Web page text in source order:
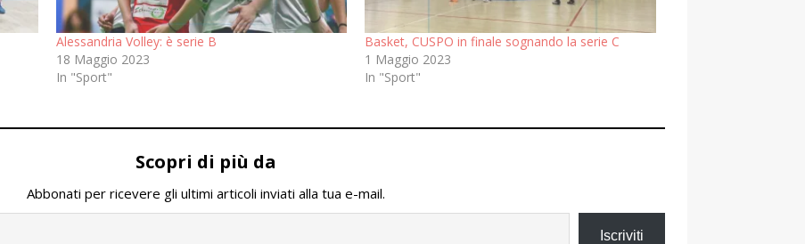
Alessandria Volley: è serie B
18 Maggio 2023
In "Sport"
Basket, CUSPO in finale sognando la serie C
1 Maggio 2023
In "Sport"
Scopri di più da
Abbonati per ricevere gli ultimi articoli inviati alla tua e-mail.
Iscriviti